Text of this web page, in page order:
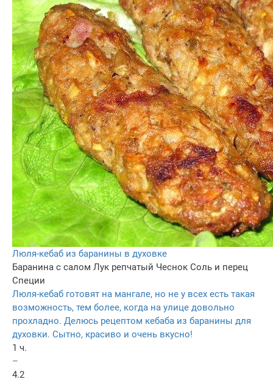
Люля-кебаб из баранины в духовке
Баранина с салом Лук репчатый Чеснок Соль и перец
Специи
Люля-кебаб готовят на мангале, но не у всех есть такая
возможность, тем более, когда на улице довольно
прохладно. Делюсь рецептом кебаба из баранины для
духовки. Сытно, красиво и очень вкусно!
1 ч.
–
4.2